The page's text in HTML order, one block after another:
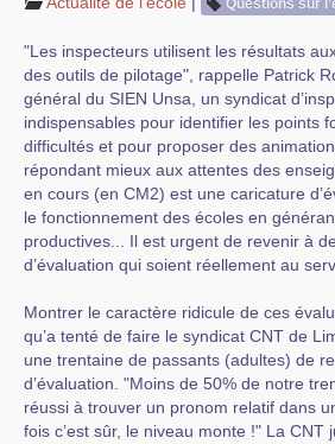
Questions sur
"Les inspecteurs utilisent les résultats
des outils de pilotage", rappelle Patrick
général du SIEN Unsa, un syndicat
indispensables pour identifier les points
difficultés et pour proposer des
répondant mieux aux attentes des
en cours (en CM2) est une caricature
le fonctionnement des écoles en
productives... Il est urgent de revenir à
d’évaluation qui soient réellement au
Montrer le caractère ridicule de ces
qu’a tenté de faire le syndicat CNT de
une trentaine de passants (adultes) de
d’évaluation. "Moins de 50% de notre
réussi à trouver un pronom relatif dans
fois c’est sûr, le niveau monte !" La CNT